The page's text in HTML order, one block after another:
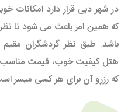
در شهر دبی قرار دارد امکانات
که همین امر باعث می شود تا
باشد. طبق نظر گردشگران مقیم
هتل کیفیت خوب، قیمت مناسب
که رزرو آن برای هر کسی میسر